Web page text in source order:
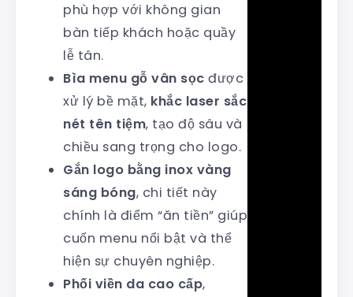
phù hợp với không gian
bàn tiếp khách hoặc quầy
lễ tân.
Bìa menu gỗ vân sọc được
xử lý bề mặt, khắc laser sắc
nét tên tiệm, tạo độ sâu và
chiều sang trọng cho logo.
Gắn logo bằng inox vàng
sáng bóng, chi tiết này
chính là điểm “ăn tiền” giúp
cuốn menu nổi bật và thể
hiện sự chuyên nghiệp.
Phối viền da cao cấp,